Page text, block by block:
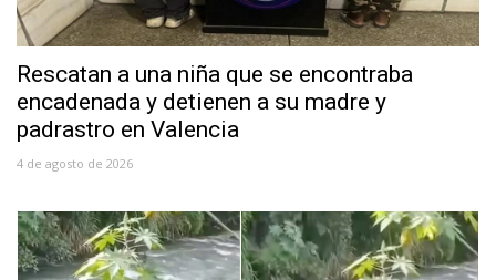
Rescatan a una niña que se encontraba
encadenada y detienen a su madre y
padrastro en Valencia
4 de agosto de 2026